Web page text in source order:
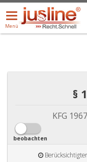
Menü
öffnen/schließen
Menü
ALLE
§
KFG
beobachten